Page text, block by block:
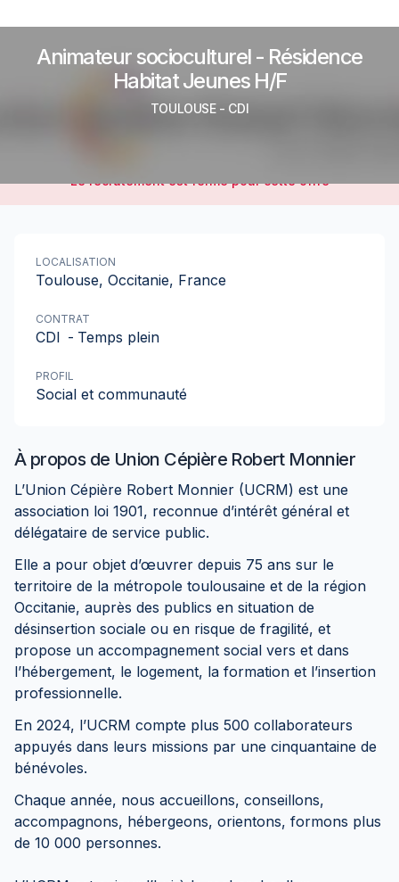
Animateur socioculturel - Résidence
Habitat Jeunes H/F
TOULOUSE - CDI
Le recrutement est fermé pour cette offre
À propos de Union Cépière Robert Monnier
L’Union Cépière Robert Monnier (UCRM) est une
association loi 1901, reconnue d’intérêt général et
délégataire de service public.
Elle a pour objet d’œuvrer depuis 75 ans sur le
territoire de la métropole toulousaine et de la région
Occitanie, auprès des publics en situation de
désinsertion sociale ou en risque de fragilité, et
propose un accompagnement social vers et dans
l’hébergement, le logement, la formation et l’insertion
professionnelle.
En 2024, l’UCRM compte plus 500 collaborateurs
appuyés dans leurs missions par une cinquantaine de
bénévoles.
Chaque année, nous accueillons, conseillons,
accompagnons, hébergeons, orientons, formons plus
de 10 000 personnes.
LOCALISATION
Toulouse, Occitanie, France
CONTRAT
CDI - Temps plein
PROFIL
Social et communauté